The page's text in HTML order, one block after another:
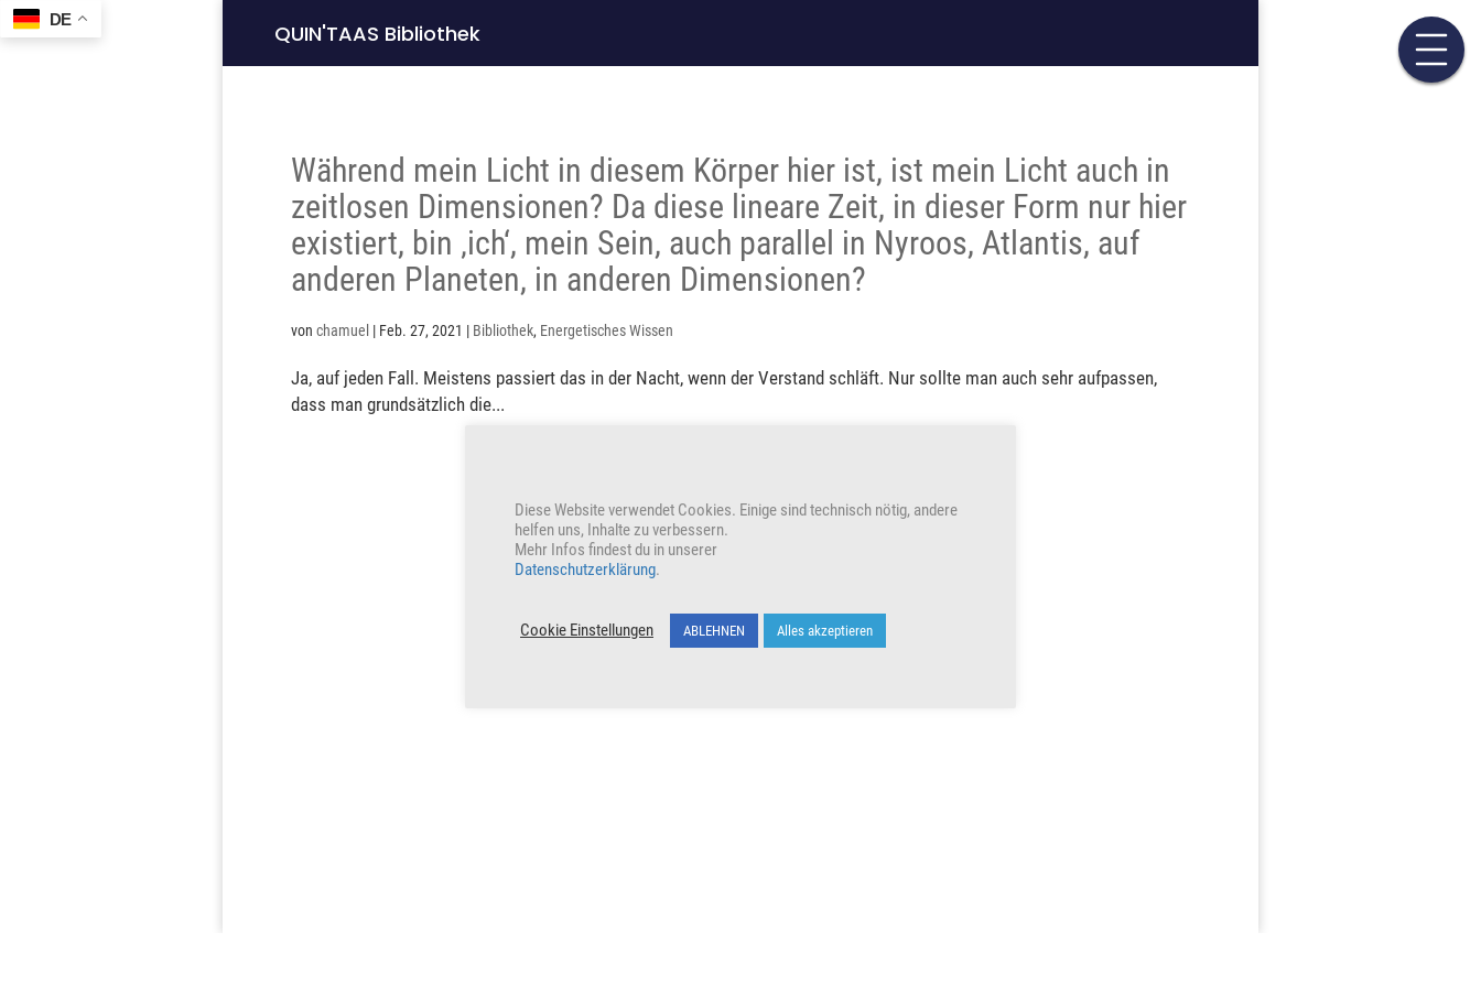
QUIN'TAAS Bibliothek
Während mein Licht in diesem Körper hier ist, ist mein Licht auch in
zeitlosen Dimensionen? Da diese lineare Zeit, in dieser Form nur hier
existiert, bin ‚ich‘, mein Sein, auch parallel in Nyroos, Atlantis, auf
anderen Planeten, in anderen Dimensionen?
von chamuel | Feb. 27, 2021 | Bibliothek, Energetisches Wissen
Ja, auf jeden Fall. Meistens passiert das in der Nacht, wenn der Verstand schläft. Nur sollte man auch sehr aufpassen,
dass man grundsätzlich die...
Diese Website verwendet Cookies. Einige sind technisch nötig, andere
helfen uns, Inhalte zu verbessern.
Mehr Infos findest du in unserer
Datenschutzerklärung.
Cookie Einstellungen ABLEHNEN Alles akzeptieren
DE